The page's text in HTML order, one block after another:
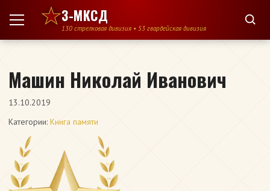
Перейти к содержимому
3-МКСД
130 стрелковая дивизия • 53 гвардейская дивизия
Машин Николай Иванович
13.10.2019
Категории: Книга памяти